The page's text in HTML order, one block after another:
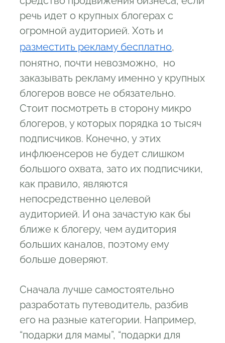
речь идет о крупных блогерах с
огромной аудиторией. Хоть и
разместить рекламу бесплатно,
понятно, почти невозможно, но
заказывать рекламу именно у крупных
блогеров вовсе не обязательно.
Стоит посмотреть в сторону микро
блогеров, у которых порядка 10 тысяч
подписчиков. Конечно, у этих
инфлюенсеров не будет слишком
большого охвата, зато их подписчики,
как правило, являются
непосредственно целевой
аудиторией. И она зачастую как бы
ближе к блогеру, чем аудитория
больших каналов, поэтому ему
больше доверяют.
Сначала лучше самостоятельно
разработать путеводитель, разбив
его на разные категории. Например,
“подарки для мамы”, “подарки для